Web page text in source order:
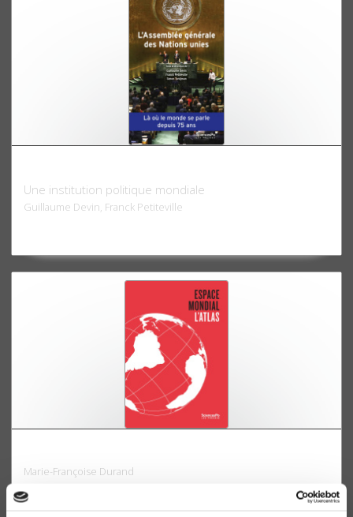
Une institution politique mondiale
Guillaume Devin, Franck Petiteville
Marie-Françoise Durand